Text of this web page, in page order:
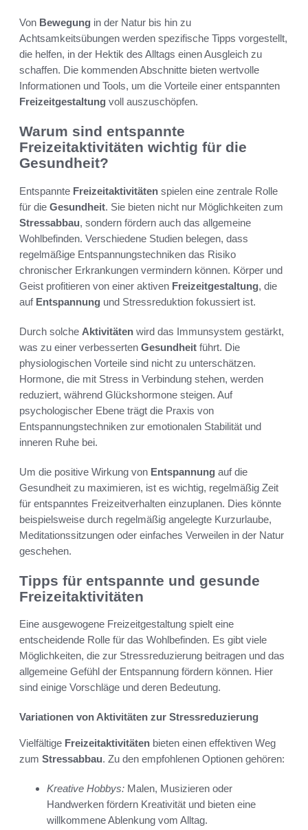
Von Bewegung in der Natur bis hin zu
Achtsamkeitsübungen werden spezifische Tipps vorgestellt,
die helfen, in der Hektik des Alltags einen Ausgleich zu
schaffen. Die kommenden Abschnitte bieten wertvolle
Informationen und Tools, um die Vorteile einer entspannten
Freizeitgestaltung voll auszuschöpfen.
Warum sind entspannte
Freizeitaktivitäten wichtig für die
Gesundheit?
Entspannte Freizeitaktivitäten spielen eine zentrale Rolle
für die Gesundheit. Sie bieten nicht nur Möglichkeiten zum
Stressabbau, sondern fördern auch das allgemeine
Wohlbefinden. Verschiedene Studien belegen, dass
regelmäßige Entspannungstechniken das Risiko
chronischer Erkrankungen vermindern können. Körper und
Geist profitieren von einer aktiven Freizeitgestaltung, die
auf Entspannung und Stressreduktion fokussiert ist.
Durch solche Aktivitäten wird das Immunsystem gestärkt,
was zu einer verbesserten Gesundheit führt. Die
physiologischen Vorteile sind nicht zu unterschätzen.
Hormone, die mit Stress in Verbindung stehen, werden
reduziert, während Glückshormone steigen. Auf
psychologischer Ebene trägt die Praxis von
Entspannungstechniken zur emotionalen Stabilität und
inneren Ruhe bei.
Um die positive Wirkung von Entspannung auf die
Gesundheit zu maximieren, ist es wichtig, regelmäßig Zeit
für entspanntes Freizeitverhalten einzuplanen. Dies könnte
beispielsweise durch regelmäßig angelegte Kurzurlaube,
Meditationssitzungen oder einfaches Verweilen in der Natur
geschehen.
Tipps für entspannte und gesunde
Freizeitaktivitäten
Eine ausgewogene Freizeitgestaltung spielt eine
entscheidende Rolle für das Wohlbefinden. Es gibt viele
Möglichkeiten, die zur Stressreduzierung beitragen und das
allgemeine Gefühl der Entspannung fördern können. Hier
sind einige Vorschläge und deren Bedeutung.
Variationen von Aktivitäten zur Stressreduzierung
Vielfältige Freizeitaktivitäten bieten einen effektiven Weg
zum Stressabbau. Zu den empfohlenen Optionen gehören:
Kreative Hobbys: Malen, Musizieren oder
Handwerken fördern Kreativität und bieten eine
willkommene Ablenkung vom Alltag.